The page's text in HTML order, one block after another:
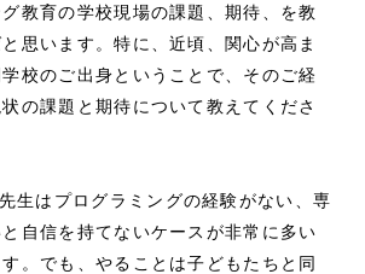
教育の学校現場の課題、期待、を教
思います。特に、近頃、関心が高ま
校のご出身ということで、そのご経
の課題と期待について教えてくださ
先生はプログラミングの経験がない、専
自信を持てないケースが非常に多い
。でも、やることは子どもたちと同